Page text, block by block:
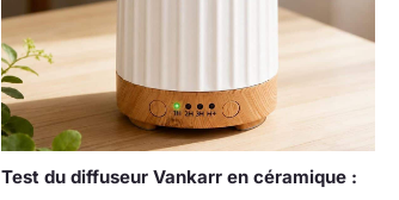
Test du diffuseur Vankarr en céramique :